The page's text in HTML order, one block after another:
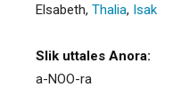
Elsabeth, Thalia, Isak
Slik uttales Anora:
a-NOO-ra